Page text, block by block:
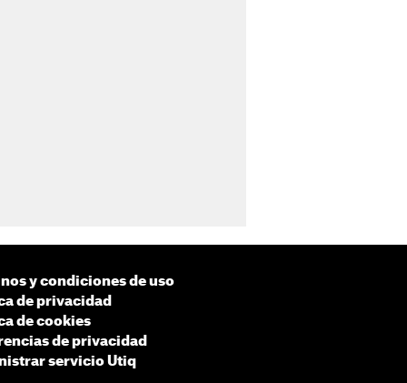
y condiciones de uso
de privacidad
de cookies
de privacidad
servicio Utiq